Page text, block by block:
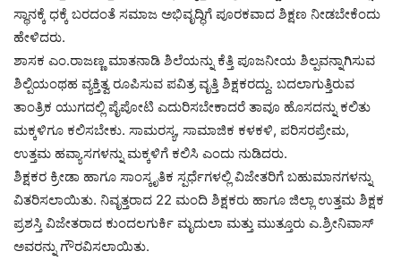
ಸ್ಥಾನಕ್ಕೆ ಧಕ್ಕೆ ಬರದಂತೆ ಸಮಾಜ ಅಭಿವೃದ್ಧಿಗೆ ಪೂರಕವಾದ ಶಿಕ್ಷಣ ನೀಡಬೇಕೆಂದು
ಹೇಳಿದರು.
ಶಾಸಕ ಎಂ.ರಾಜಣ್ಣ ಮಾತನಾಡಿ ಶಿಲೆಯನ್ನು ಕೆತ್ತಿ ಪೂಜನೀಯ ಶಿಲ್ಪವನ್ನಾಗಿಸುವ
ಶಿಲ್ಪಿಯಂಥಹ ವ್ಯಕ್ತಿತ್ವ ರೂಪಿಸುವ ಪವಿತ್ರ ವೃತ್ತಿ ಶಿಕ್ಷಕರದ್ದು. ಬದಲಾಗುತ್ತಿರುವ
ತಾಂತ್ರಿಕ ಯುಗದಲ್ಲಿ ಪೈಪೋಟಿ ಎದುರಿಸಬೇಕಾದರೆ ತಾವೂ ಹೊಸದನ್ನು ಕಲಿತು
ಮಕ್ಕಳಿಗೂ ಕಲಿಸಬೇಕು. ಸಾಮರಸ್ಯ, ಸಾಮಾಜಿಕ ಕಳಕಳಿ, ಪರಿಸರಪ್ರೇಮ,
ಉತ್ತಮ ಹವ್ಯಾಸಗಳನ್ನು ಮಕ್ಕಳಿಗೆ ಕಲಿಸಿ ಎಂದು ನುಡಿದರು.
ಶಿಕ್ಷಕರ ಕ್ರೀಡಾ ಹಾಗೂ ಸಾಂಸ್ಕೃತಿಕ ಸ್ಪರ್ಧೆಗಳಲ್ಲಿ ವಿಜೇತರಿಗೆ ಬಹುಮಾನಗಳನ್ನು
ವಿತರಿಸಲಾಯಿತು. ನಿವೃತ್ತರಾದ 22 ಮಂದಿ ಶಿಕ್ಷಕರು ಹಾಗೂ ಜಿಲ್ಲಾ ಉತ್ತಮ ಶಿಕ್ಷಕ
ಪ್ರಶಸ್ತಿ ವಿಜೇತರಾದ ಕುಂದಲಗುರ್ಕಿ ಮೃದುಲಾ ಮತ್ತು ಮುತ್ತೂರು ಎ.ಶ್ರೀನಿವಾಸ್‌
ಅವರನ್ನು ಗೌರವಿಸಲಾಯಿತು.